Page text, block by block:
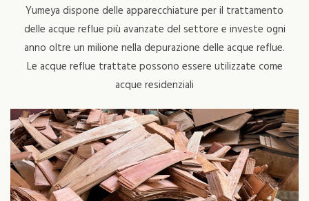
Yumeya dispone delle apparecchiature per il trattamento
delle acque reflue più avanzate del settore e investe ogni
anno oltre un milione nella depurazione delle acque reflue.
Le acque reflue trattate possono essere utilizzate come
acque residenziali